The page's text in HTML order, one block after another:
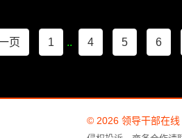
页 1 .. 4 5 6
© 2026 领导干部在